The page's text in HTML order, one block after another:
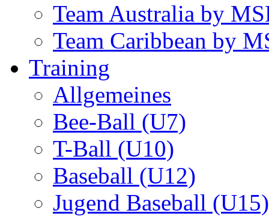
Team Australia by
Team Caribbean by
Training
Allgemeines
Bee-Ball (U7)
T-Ball (U10)
Baseball (U12)
Jugend Baseball (U15)